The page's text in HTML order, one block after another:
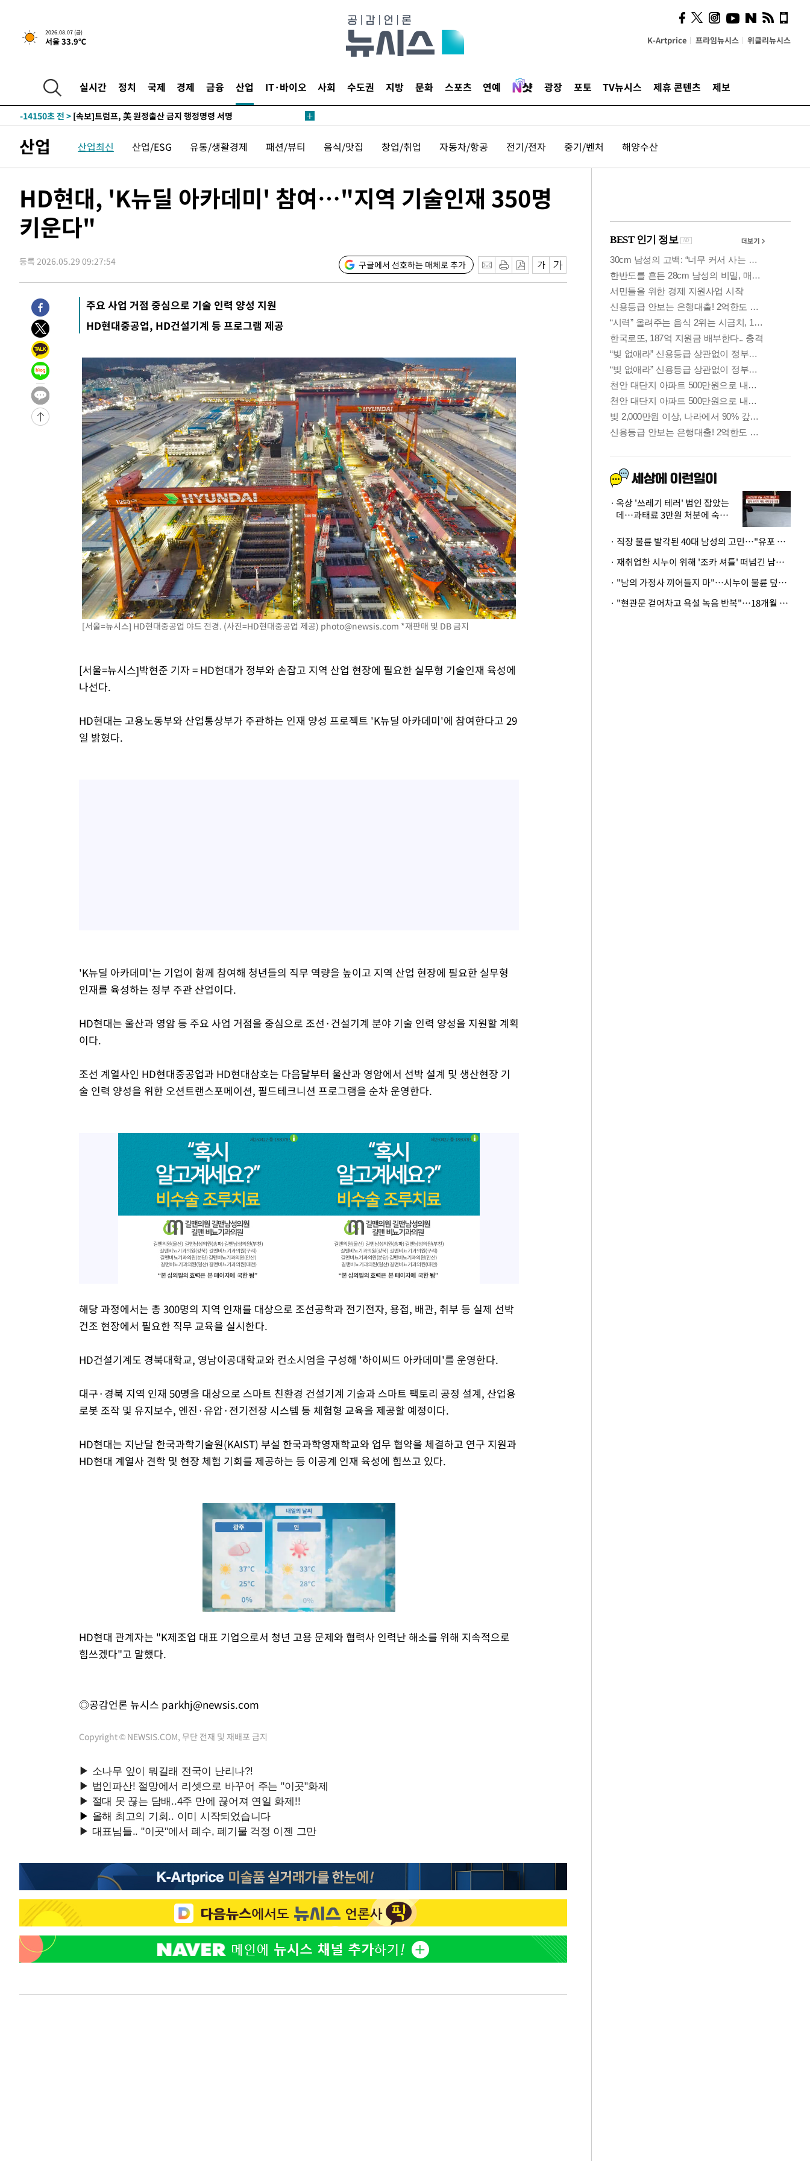
2026.08.07 (금)
서울 33.9℃ K-Artprice 프라임뉴시스 위클리뉴시스
실시간 정치 국제 경제 금융 산업 IT·바이오 사회 수도권 지방 문화 스포츠 연예 광장 포토 TV뉴시스 제휴 콘텐츠 제보
-25857초 전 >[속보]코스피, 6300선 재탈환…1.09% 오른 6365.07 개장
-23022초 전 >시리아 다마스쿠스 교외에서 미니버스 폭발.. 14명 부상, 3명은 중
-17284초 전 >
이란, 호르무즈서 "적국 목표물들"과 대치로 남부 케슘섬에서 두차
례 큰 폭발음
-15999초 전 >
발효
-14150초 전 > [속보]트럼프, 美 원정출산 금지 행정명령 서명
-29554초 전 >
민주 콩고 에볼라환자 4천명 돌파, 4053명 발생 1850명 사망
-28804초 전 >[속보]'300억원대 사기 혐의' 차가원 대표 구속 송치
-26511초 전 >
[속보]경찰·노동부, HL만도 평택사업장 끼임 사망 관련 압수수색
-26392초 전 >[속보]합수본, '투표율 허위 입력' 중앙·서울·경기도 선관위 등 9곳
압수수색
-26147초 전 >[속보]원·달러 환율, 오전 9시 1423.8원
-25929초 전 >[속보]코스닥, 5.95포인트(0.74%) 상승한 807.62개장
-25897초 전 >[속보]코스피, 6300선 재탈환…1.09% 오른 6365.07 개장
-23062초 전 >
시리아 다마스쿠스 교외에서 미니버스 폭발.. 14명 부상, 3명은 중
-22360초 전 >
입추에도 극한더위…서울 낮 39도 '폭염중대경보'
-17324초 전 >
이란, 호르무즈서 "적국 목표물들"과 대치로 남부 케슘섬에서 두차
례 큰 폭발음
-16039초 전 >
발효
-14190초 전 >
[속보]트럼프, 美 원정출산 금지 행정명령 서명
-11890초 전 >
[속보] 뉴욕증시, 일제 하락 마감…나스닥 0.06%↓
산업 산업최신 산업/ESG 유통/생활경제 패션/뷰티 음식/맛집 창업/취업 자동차/항공 전기/전자 중기/벤처 해양수산
HD현대, 'K뉴딜 아카데미' 참여…"지역 기술인재 350명
키운다"
등록 2026.05.29 09:27:54 구글에서 선호하는 매체로 추가
주요 사업 거점 중심으로 기술 인력 양성 지원
HD현대중공업, HD건설기계 등 프로그램 제공
[서울=뉴시스] HD현대중공업 야드 전경. (사진=HD현대중공업 제공) photo@newsis.com *재판매 및 DB 금지
[서울=뉴시스]박현준 기자 = HD현대가 정부와 손잡고 지역 산업 현장에 필요한 실무형 기술인재 육성에
나선다.
HD현대는 고용노동부와 산업통상부가 주관하는 인재 양성 프로젝트 'K뉴딜 아카데미'에 참여한다고 29
일 밝혔다.
'K뉴딜 아카데미'는 기업이 함께 참여해 청년들의 직무 역량을 높이고 지역 산업 현장에 필요한 실무형
인재를 육성하는 정부 주관 산업이다.
HD현대는 울산과 영암 등 주요 사업 거점을 중심으로 조선·건설기계 분야 기술 인력 양성을 지원할 계획
이다.
조선 계열사인 HD현대중공업과 HD현대삼호는 다음달부터 울산과 영암에서 선박 설계 및 생산현장 기
술 인력 양성을 위한 오션트랜스포메이션, 필드테크니션 프로그램을 순차 운영한다.
해당 과정에서는 총 300명의 지역 인재를 대상으로 조선공학과 전기전자, 용접, 배관, 취부 등 실제 선박
건조 현장에서 필요한 직무 교육을 실시한다.
HD건설기계도 경북대학교, 영남이공대학교와 컨소시엄을 구성해 '하이씨드 아카데미'를 운영한다.
대구·경북 지역 인재 50명을 대상으로 스마트 친환경 건설기계 기술과 스마트 팩토리 공정 설계, 산업용
로봇 조작 및 유지보수, 엔진·유압·전기전장 시스템 등 체험형 교육을 제공할 예정이다.
HD현대는 지난달 한국과학기술원(KAIST) 부설 한국과학영재학교와 업무 협약을 체결하고 연구 지원과
HD현대 계열사 견학 및 현장 체험 기회를 제공하는 등 이공계 인재 육성에 힘쓰고 있다.
HD현대 관계자는 "K제조업 대표 기업으로서 청년 고용 문제와 협력사 인력난 해소를 위해 지속적으로
힘쓰겠다"고 말했다.
◎공감언론 뉴시스 parkhj@newsis.com
Copyright © NEWSIS.COM, 무단 전재 및 재배포 금지
시, 스마트폰 액세서리에
NFC 더했다
옥상 '쓰레기 테러' 범인 잡았는
데…과태료 3만원 처분에 숙박업
· 직장 불륜 발각된 40대 남성의 고민…"유포 동료 명예훼손·협박죄 고소 가능할까"
· 재취업한 시누이 위해 '조카 셔틀' 떠넘긴 남편…아내 "난 못한다"
· "남의 가정사 끼어들지 마"…시누이 불륜 덮으려는 남편에 억울한 아내
· "현관문 걷어차고 욕설 녹음 반복"…18개월 아기 키우는 집 뒤흔든 '앞집의 비극'